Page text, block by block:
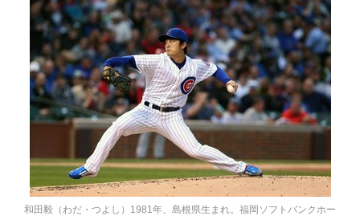
和田毅（わだ・つよし）1981年、島根県生まれ。福岡ソフトバンクホー